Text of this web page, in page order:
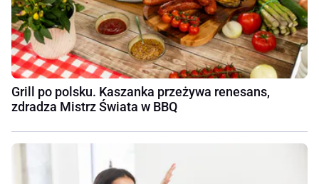
Grill po polsku. Kaszanka przeżywa renesans,
zdradza Mistrz Świata w BBQ